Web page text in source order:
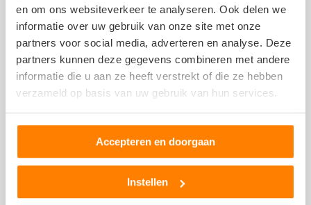
en om ons websiteverkeer te analyseren. Ook delen we
informatie over uw gebruik van onze site met onze
partners voor social media, adverteren en analyse. Deze
partners kunnen deze gegevens combineren met andere
informatie die u aan ze heeft verstrekt of die ze hebben
verzameld op basis van uw gebruik van hun services.
Accepteren en doorgaan
Instellen
persoon dan wel derden, om dit bedrijf te beoordelen.
Op het schrijven van een beoordeling zijn de algemene
en de disclaimer
van NoQ B.V. van
overeenkomstige toepassing.
sanne van der Horst